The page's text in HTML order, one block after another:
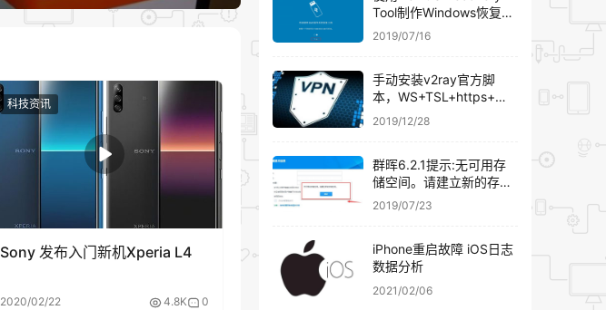
科技资讯
Sony 发布入门新机Xperia L4
2020/02/22 4.8K 0
Tool制作Windows恢复U
盘
2019/07/16
手动安装v2ray官方脚
本，WS+TSL+https+域
名伪装
2019/12/28
群晖6.2.1提示:无可用存
储空间。请建立新的存储
空间。群晖添加硬盘组
RAID详细教程
2019/07/23
iPhone重启故障 iOS日志
数据分析
2021/02/06